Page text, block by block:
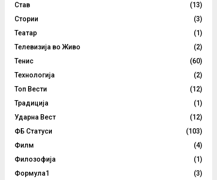
Став
(13)
Стории
(3)
Театар
(1)
Телевизија во Живо
(2)
Тенис
(60)
Технологија
(2)
Топ Вести
(12)
Традиција
(1)
Ударна Вест
(12)
ФБ Статуси
(103)
Филм
(4)
Филозофија
(1)
Формула1
(3)